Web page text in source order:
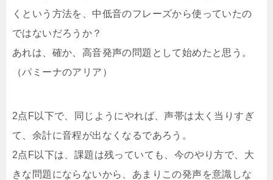
くという方法を、中低音のフレーズから使っていたの
ではないだろうか？
あれは、確か、高音発声の問題として始めたと思う。
（パミーナのアリア）
2点F以下で、同じようにやれば、声帯は太く当りすぎ
て、余計に音程が出なくなるであろう。
2点F以下は、課題は残っていても、今のやり方で、大
きな問題にならないから、あまりこの発声を意識しな